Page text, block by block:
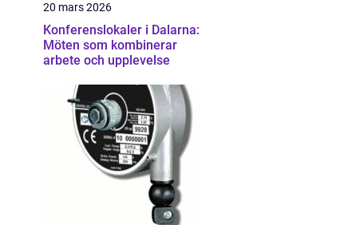
20 mars 2026
Konferenslokaler i Dalarna:
Möten som kombinerar
arbete och upplevelse